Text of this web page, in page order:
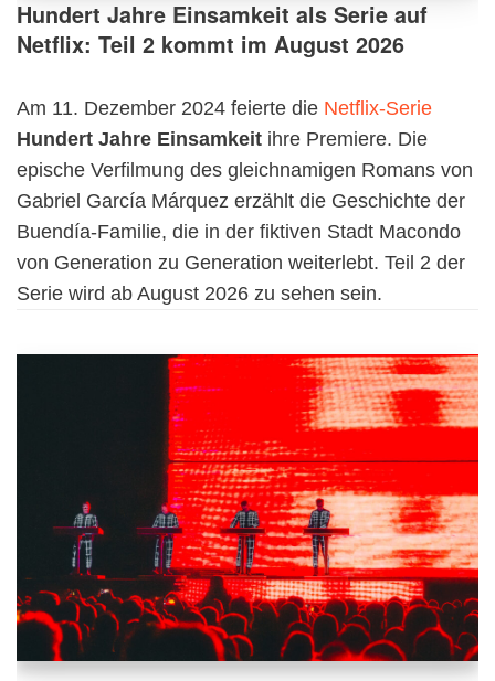
Hundert Jahre Einsamkeit als Serie auf
Netflix: Teil 2 kommt im August 2026
Am 11. Dezember 2024 feierte die Netflix-Serie
Hundert Jahre Einsamkeit ihre Premiere. Die
epische Verfilmung des gleichnamigen Romans von
Gabriel García Márquez erzählt die Geschichte der
Buendía-Familie, die in der fiktiven Stadt Macondo
von Generation zu Generation weiterlebt. Teil 2 der
Serie wird ab August 2026 zu sehen sein.